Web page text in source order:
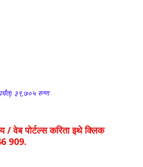
३९,७०५ रुग्ण
/ वेब पोर्टल्स करिता इथे क्लिक
909.